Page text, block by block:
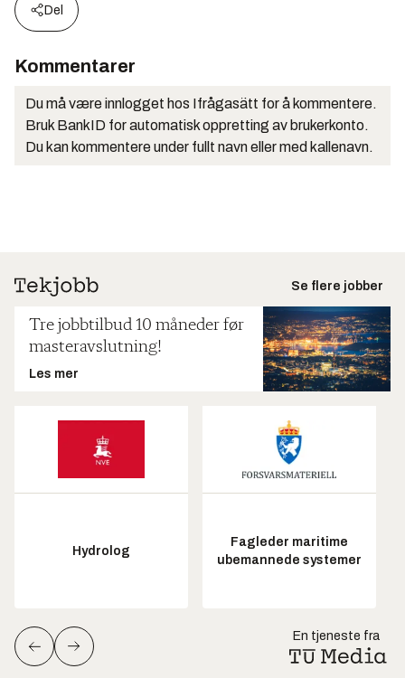
Del
Kommentarer
Du må være innlogget hos Ifrågasätt for å kommentere.
Bruk BankID for automatisk oppretting av brukerkonto.
Du kan kommentere under fullt navn eller med kallenavn.
Se flere jobber
Tre jobbtilbud 10 måneder før
masteravslutning!
Les mer
Hydrolog
Fagleder maritime
ubemannede systemer
En tjeneste fra